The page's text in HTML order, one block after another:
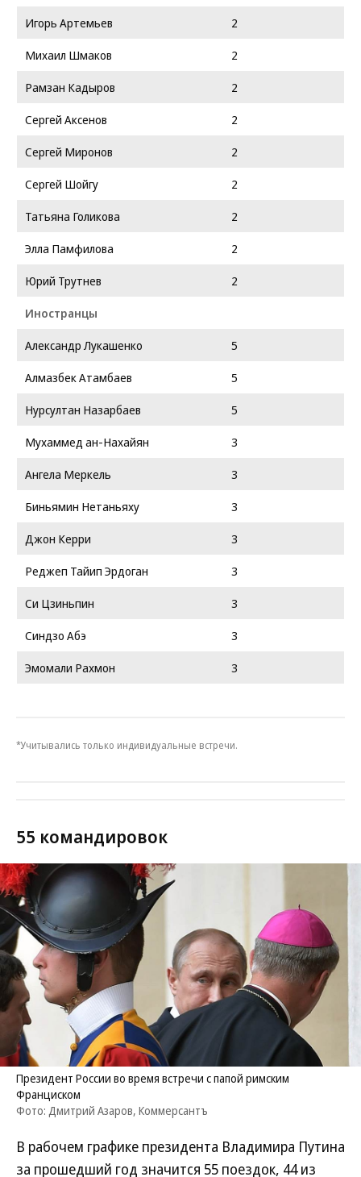
Игорь Артемьев
2
Михаил Шмаков
2
Рамзан Кадыров
2
Сергей Аксенов
2
Сергей Миронов
2
Сергей Шойгу
2
Татьяна Голикова
2
Элла Памфилова
2
Юрий Трутнев
2
Иностранцы
Александр Лукашенко
5
Алмазбек Атамбаев
5
Нурсултан Назарбаев
5
Мухаммед ан-Нахайян
3
Ангела Меркель
3
Биньямин Нетаньяху
3
Джон Керри
3
Реджеп Тайип Эрдоган
3
Си Цзиньпин
3
Синдзо Абэ
3
Эмомали Рахмон
3
*Учитывались только индивидуальные встречи.
55 командировок
Президент России во время встречи с папой римским
Франциском
Фото: Дмитрий Азаров, Коммерсантъ
В рабочем графике президента Владимира Путина
за прошедший год значится 55 поездок, 44 из